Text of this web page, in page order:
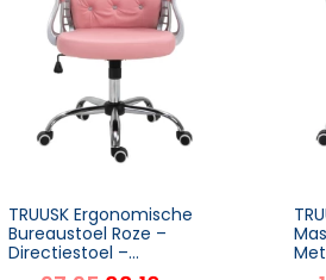
TRUUSK Ergonomische
Bureaustoel Roze –
Directiestoel –
Gecapitonneerde